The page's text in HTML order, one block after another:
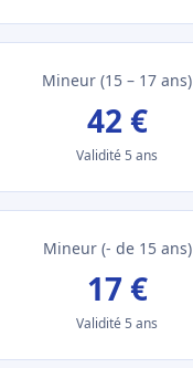
Mineur (15 – 17 ans)
42 €
Validité 5 ans
Mineur (- de 15 ans)
17 €
Validité 5 ans